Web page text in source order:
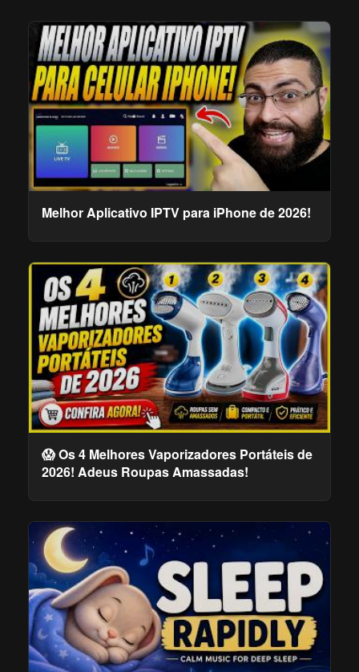
Melhor Aplicativo IPTV para iPhone de 2026!
😱 Os 4 Melhores Vaporizadores Portáteis de
2026! Adeus Roupas Amassadas!